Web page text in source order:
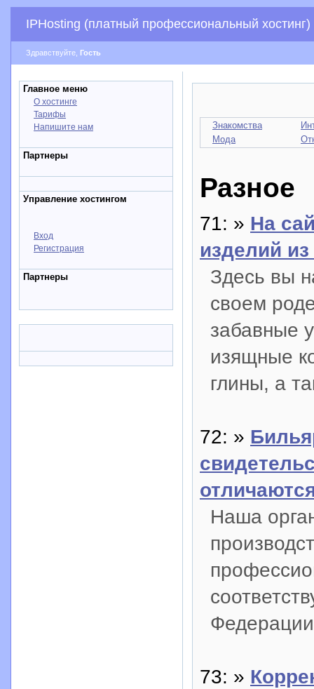
IPHosting (платный профессиональный хостинг)
Здравствуйте, Гость
Главное меню
О хостинге
Тарифы
Напишите нам
Партнеры
Управление хостингом
Вход
Регистрация
Партнеры
Знакомства
Мода
Разное
71: » На
изделий
Здесь вы
своем
забавные
изящные
глины, а
72: »
Наша
73: »